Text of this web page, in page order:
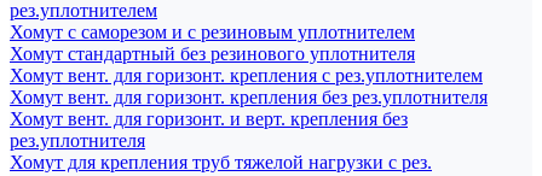
рез.уплотнителем
Хомут с саморезом и с резиновым уплотнителем
Хомут стандартный без резинового уплотнителя
Хомут вент. для горизонт. крепления с рез.уплотнителем
Хомут вент. для горизонт. крепления без рез.уплотнителя
Хомут вент. для горизонт. и верт. крепления без
рез.уплотнителя
Хомут для крепления труб тяжелой нагрузки с рез.